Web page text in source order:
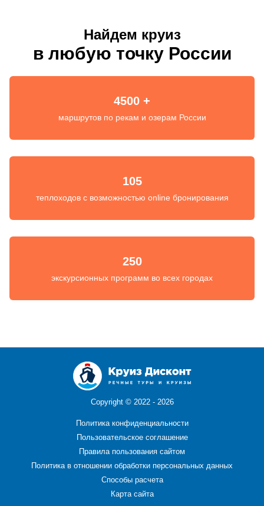
Найдем круиз
в любую точку России
4500 +
маршрутов по рекам и озерам России
105
теплоходов с возможностью online бронирования
250
экскурсионных программ во всех городах
Copyright © 2022 - 2026
Политика конфиденциальности
Пользовательское соглашение
Правила пользования сайтом
Политика в отношении обработки персональных данных
Способы расчета
Карта сайта